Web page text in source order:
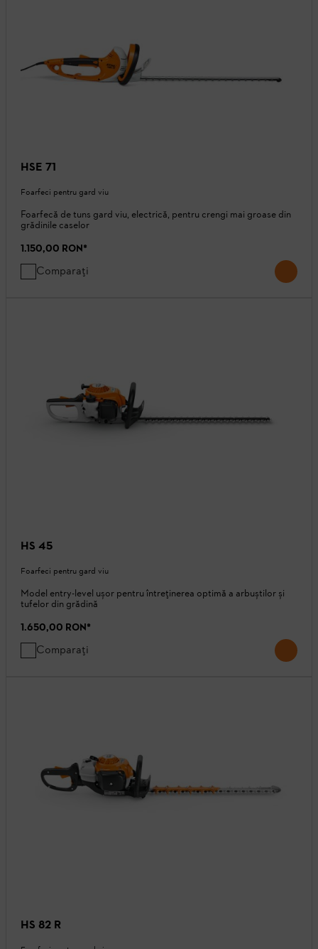
HSE 71
Foarfeci pentru gard viu
Foarfecă de tuns gard viu, electrică, pentru crengi mai groase din
grădinile caselor
1.150,00 RON*
Comparați
HS 45
Foarfeci pentru gard viu
Model entry-level ușor pentru întreținerea optimă a arbuștilor și
tufelor din grădină
1.650,00 RON*
Comparați
HS 82 R